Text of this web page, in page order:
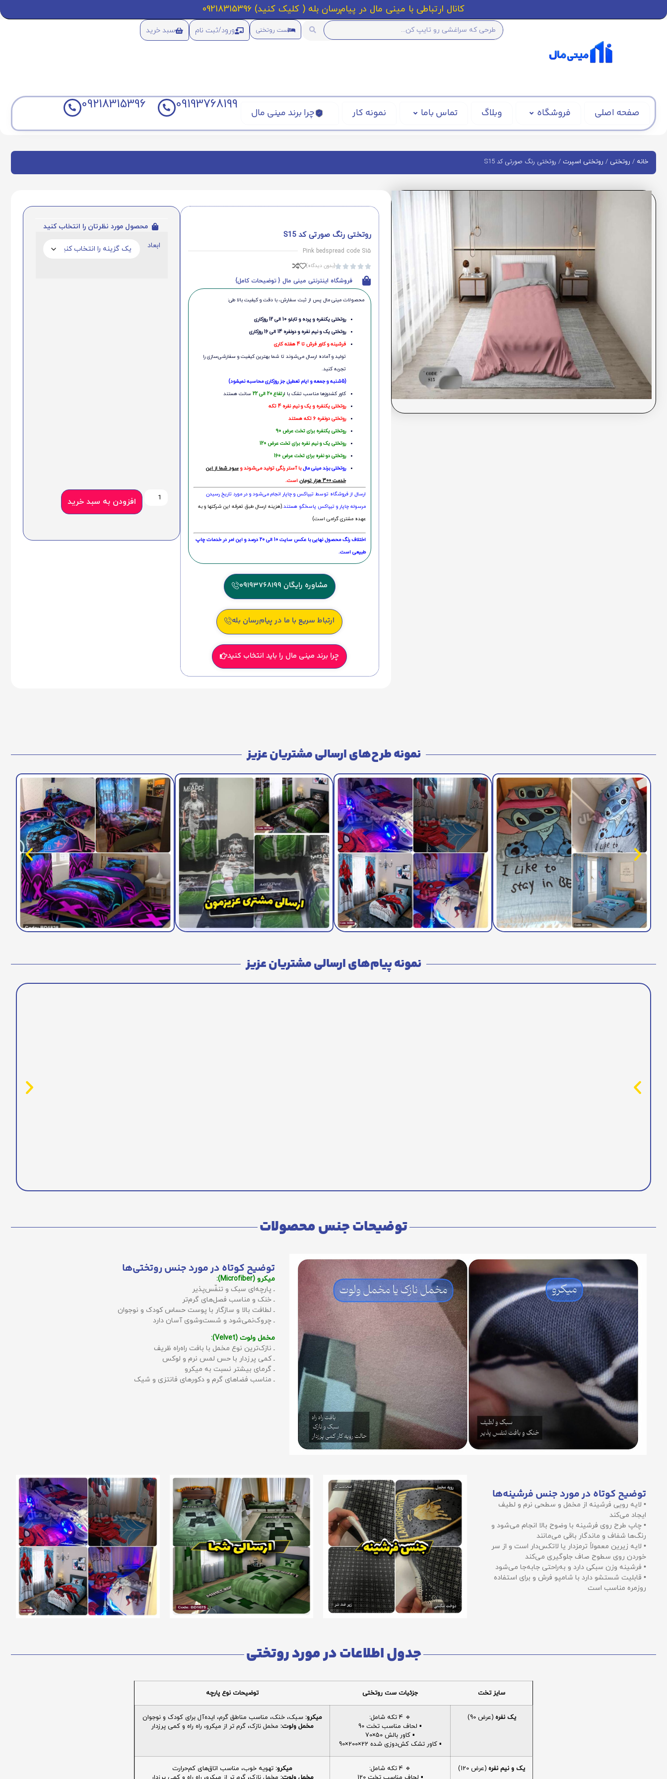
کانال ارتباطی با مینی مال در پیام‌رسان بله ( کلیک کنید) 09218315396
ست روتختی ورود/ثبت نام سبد خرید
صفحه اصلی فروشگاه وبلاگ تماس باما نمونه کار چرا برند مینی مال
09193768199
09218315396
خانه / روتختی / روتختی اسپرت / روتختی رنگ صورتی کد S15
روتختی رنگ صورتی کد S15
Pink bedspread code S15




(بدون دیدگاه)
فروشگاه اینترنتی مینی مال { توضیحات کامل}
محصولات مینی‌ مال پس از ثبت سفارش، با دقت و کیفیت بالا طی:
روتختی یکنفره و پرده و تابلو 10 الی 12 روزکاری
روتختی یک و نیم نفره و دونفره 14 الی 16 روزکاری
فرشینه و کاور فرش تا 4 هفته کاری
تولید و آماده ارسال می‌شوند تا شما بهترین کیفیت و سفارشی‌سازی را
تجربه کنید.
(5شنبه و جمعه و ایام تعطیل جز روزکاری محاسبه نمیشود)
کاور کشدوزها مناسب تشک با ارتفاع 20 الی 22
سانت هستند
روتختی یکنفره و یک و نیم نفره 4 تکه
روتختی دونفره 6 تکه هستند
روتختی یکنفره برای تخت عرض 90
روتختی یک و نیم نفره برای تخت عرض 120
روتختی دو نفره برای تخت عرض 160
روتختی‌ برند مینی مالبا آستر رنگی تولید می‌شوند وسود شما از این
خدمت 300 هزار تومان
است.
ارسال از فروشگاه توسط تیپاکس و چاپار انجام می‌شود و در مورد تاریخ رسیدن
مرسوله چاپار و تیپاکس پاسخگو هستند.(هزینه ارسال طبق تعرفه این شرکتها و به
عهده مشتری گرامی است)
اختلاف رنگ محصول نهایی با عکس سایت 10 الی 20 درصد و این امر در خدمات چاپ
طبیعی است.
مشاوره رایگان 09193768199
ارتباط سریع با ما در پیام‌رسان بله
چرا برند مینی مال را باید انتخاب کنید
محصول مورد نظرتان را انتخاب کنید
ابعاد
افزودن به سبد خرید
نمونه طرح‌های ارسالی مشتریان عزیز
نمونه پیام‌های ارسالی مشتریان عزیز
توضیحات جنس محصولات
توضیح کوتاه در مورد جنس روتختی‌ها
میکرو (Microfiber):
ـ پارچه‌ای سبک و تنفّس‌پذیر
ـ خنک و مناسب فصل‌های گرم‌تر
ـ لطافت بالا و سازگار با پوست حساس کودک و نوجوان
ـ چروک‌نمی‌شود و شست‌وشوی آسان دارد
مخمل ولوت (Velvet):
ـ نازک‌ترین نوع مخمل با بافت راه‌راه ظریف
ـ کمی پرزدار با حس لمس نرم و لوکس
ـ گرمای بیشتر نسبت به میکرو
ـ مناسب فضاهای گرم و دکورهای فانتزی و شیک
توضیح کوتاه در مورد جنس فرشینه‌ها
• لایه رویی فرشینه از مخمل و سطحی نرم و لطیف
ایجاد می‌کند
• چاپ طرح روی فرشینه با وضوح بالا انجام می‌شود و
رنگ‌ها شفاف و ماندگار باقی می‌مانند
• لایه زیرین معمولاً ترمزدار یا لاتکس‌دار است و از سر
خوردن روی سطوح صاف جلوگیری می‌کند
• فرشینه وزن سبکی دارد و به‌راحتی جابه‌جا می‌شود
• قابلیت شستشو دارد با شامپو فرش و برای استفاده
روزمره مناسب است
جدول اطلاعات در مورد روتختی
سایز تخت جزئیات ست روتختی توضیحات نوع پارچه
یک نفره (عرض 90)
🔹 4 تکه شامل:
▪️ لحاف مناسب تخت 90
▪️ کاور بالش 50×70
▪️ کاور تشک کش‌دوزی شده 22×200×90
میکرو: سبک، خنک، مناسب مناطق گرم، ایده‌آل برای کودک و نوجوان
مخمل ولوت: مخمل نازک، گرم تر از میکرو، راه راه و کمی پرزدار
یک و نیم نفره (عرض 120)
🔹 4 تکه شامل:
میکرو: تهویه خوب، مناسب اتاق‌های کم‌حرارت